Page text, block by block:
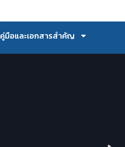
คู่มือและเอกสารสำคัญ